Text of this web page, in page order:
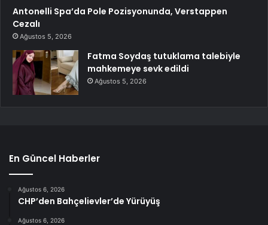
Antonelli Spa’da Pole Pozisyonunda, Verstappen
Cezalı
Ağustos 5, 2026
Fatma Soydaş tutuklama talebiyle
mahkemeye sevk edildi
Ağustos 5, 2026
En Güncel Haberler
Ağustos 6, 2026
CHP’den Bahçelievler’de Yürüyüş
Ağustos 6, 2026